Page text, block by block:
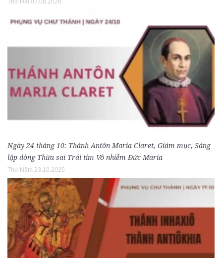
Ngày 24 tháng 10: Thánh Antôn Maria Claret, Giám mục, Sáng
lập dòng Thừa sai Trái tim Vô nhiễm Đức Maria
Thứ Năm 23.10.2025